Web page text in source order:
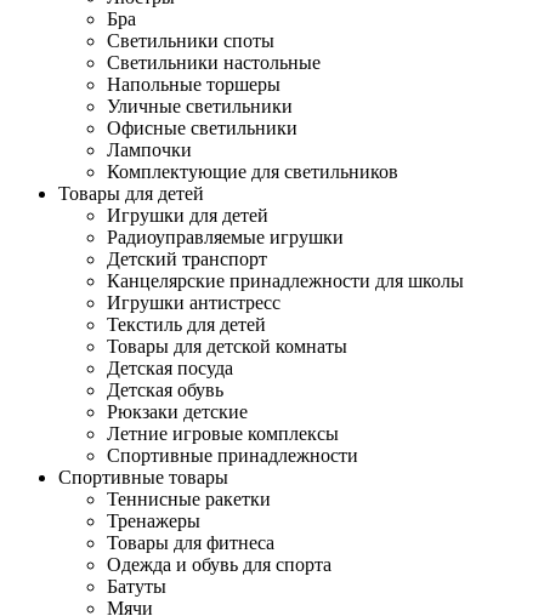
Бра
Светильники споты
Светильники настольные
Напольные торшеры
Уличные светильники
Офисные светильники
Лампочки
Комплектующие для светильников
Товары для детей
Игрушки для детей
Радиоуправляемые игрушки
Детский транспорт
Канцелярские принадлежности для школы
Игрушки антистресс
Текстиль для детей
Товары для детской комнаты
Детская посуда
Детская обувь
Рюкзаки детские
Летние игровые комплексы
Спортивные принадлежности
Спортивные товары
Теннисные ракетки
Тренажеры
Товары для фитнеса
Одежда и обувь для спорта
Батуты
Мячи